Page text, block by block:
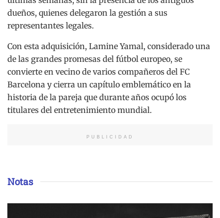
dueños, quienes delegaron la gestión a sus
representantes legales.
Con esta adquisición, Lamine Yamal, considerado una
de las grandes promesas del fútbol europeo, se
convierte en vecino de varios compañeros del FC
Barcelona y cierra un capítulo emblemático en la
historia de la pareja que durante años ocupó los
titulares del entretenimiento mundial.
PUBLICIDAD
Notas